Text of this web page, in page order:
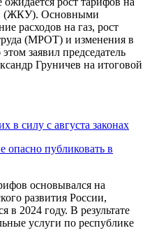
(ЖКУ). Основными
расходов на газ, рост
(МРОТ) и изменения в
заявил председатель
Груничев на итоговой
силу с августа законах
публиковать в
основывался на
развития России,
в 2024 году. В результате
услуги по республике